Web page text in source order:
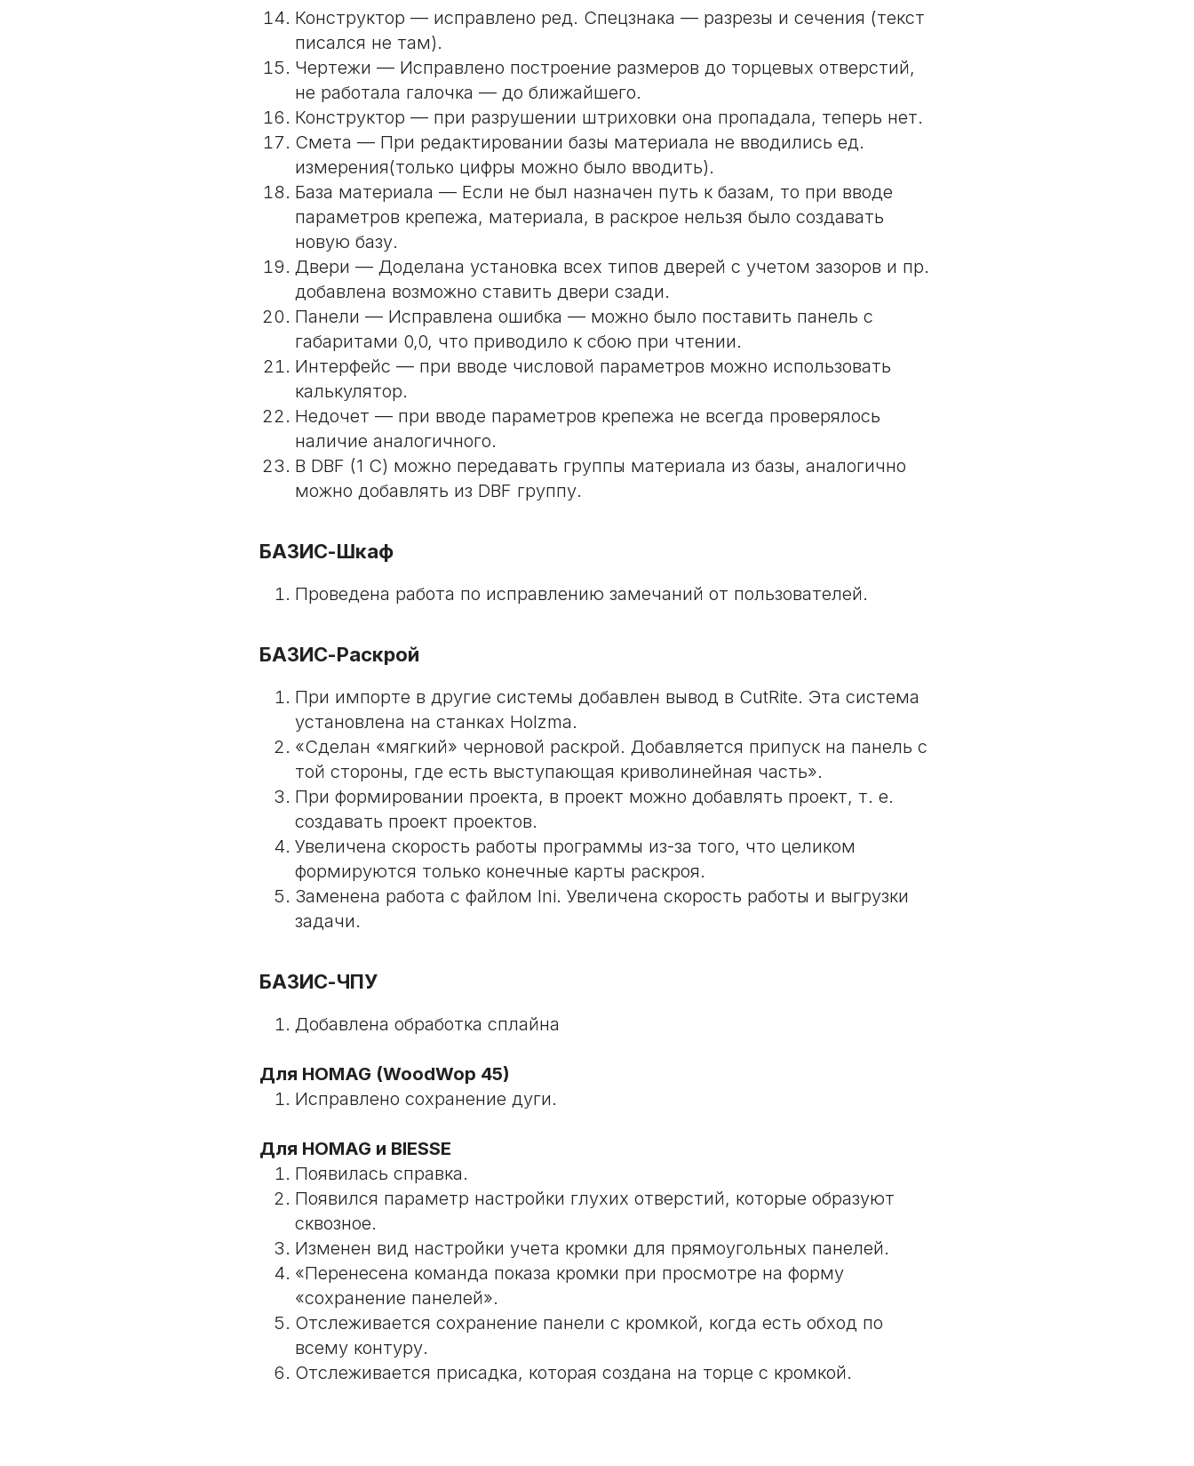
Конструктор — исправлено ред. Спецзнака — разрезы и сечения (текст
писался не там).
Чертежи — Исправлено построение размеров до торцевых отверстий,
не работала галочка — до ближайшего.
Конструктор — при разрушении штриховки она пропадала, теперь нет.
Смета — При редактировании базы материала не вводились ед.
измерения(только цифры можно было вводить).
База материала — Если не был назначен путь к базам, то при вводе
параметров крепежа, материала, в раскрое нельзя было создавать
новую базу.
Двери — Доделана установка всех типов дверей с учетом зазоров и пр.
добавлена возможно ставить двери сзади.
Панели — Исправлена ошибка — можно было поставить панель с
габаритами 0,0, что приводило к сбою при чтении.
Интерфейс — при вводе числовой параметров можно использовать
калькулятор.
Недочет — при вводе параметров крепежа не всегда проверялось
наличие аналогичного.
В DBF (1 С) можно передавать группы материала из базы, аналогично
можно добавлять из DBF группу.
БАЗИС-Шкаф
Проведена работа по исправлению замечаний от пользователей.
БАЗИС-Раскрой
При импорте в другие системы добавлен вывод в CutRite. Эта система
установлена на станках Holzma.
«Сделан «мягкий» черновой раскрой. Добавляется припуск на панель с
той стороны, где есть выступающая криволинейная часть».
При формировании проекта, в проект можно добавлять проект, т. е.
создавать проект проектов.
Увеличена скорость работы программы из-за того, что целиком
формируются только конечные карты раскроя.
Заменена работа с файлом Ini. Увеличена скорость работы и выгрузки
задачи.
БАЗИС-ЧПУ
Добавлена обработка сплайна
Для HOMAG (WoodWop 45)
Исправлено сохранение дуги.
Для HOMAG и BIESSE
Появилась справка.
Появился параметр настройки глухих отверстий, которые образуют
сквозное.
Изменен вид настройки учета кромки для прямоугольных панелей.
«Перенесена команда показа кромки при просмотре на форму
«сохранение панелей».
Отслеживается сохранение панели с кромкой, когда есть обход по
всему контуру.
Отслеживается присадка, которая создана на торце с кромкой.